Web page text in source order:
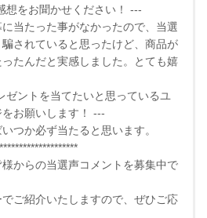
想をお聞かせください！ ---
当たった事がなかったので、当選
されていると思ったけど、商品が
たんだと実感しました。とても嬉
ゼントを当てたいと思っているユ
お願いします！ ---
つか必ず当たると思います。
からの当選声コメントを募集中で
ご紹介いたしますので、ぜひご応